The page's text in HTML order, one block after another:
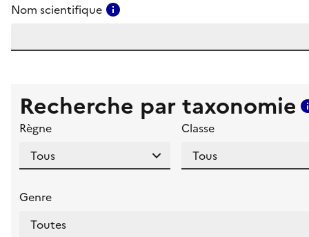
Nom scientifique
Recherche par taxonomie
Règne Classe
Genre